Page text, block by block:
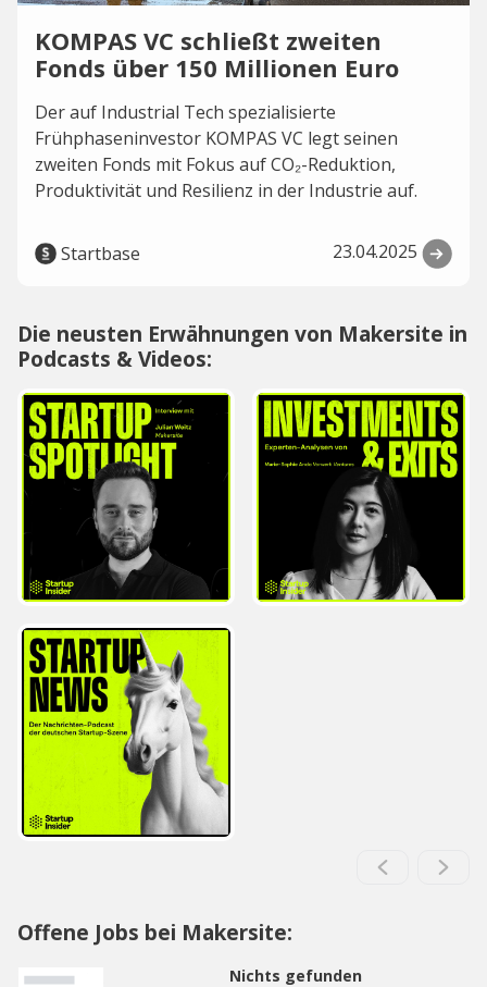
KOMPAS VC schließt zweiten
Fonds über 150 Millionen Euro
Der auf Industrial Tech spezialisierte
Frühphaseninvestor KOMPAS VC legt seinen
zweiten Fonds mit Fokus auf CO₂-Reduktion,
Produktivität und Resilienz in der Industrie auf.
Startbase 23.04.2025
Die neusten Erwähnungen von Makersite in
Podcasts & Videos:
Offene Jobs bei Makersite:
Nichts gefunden